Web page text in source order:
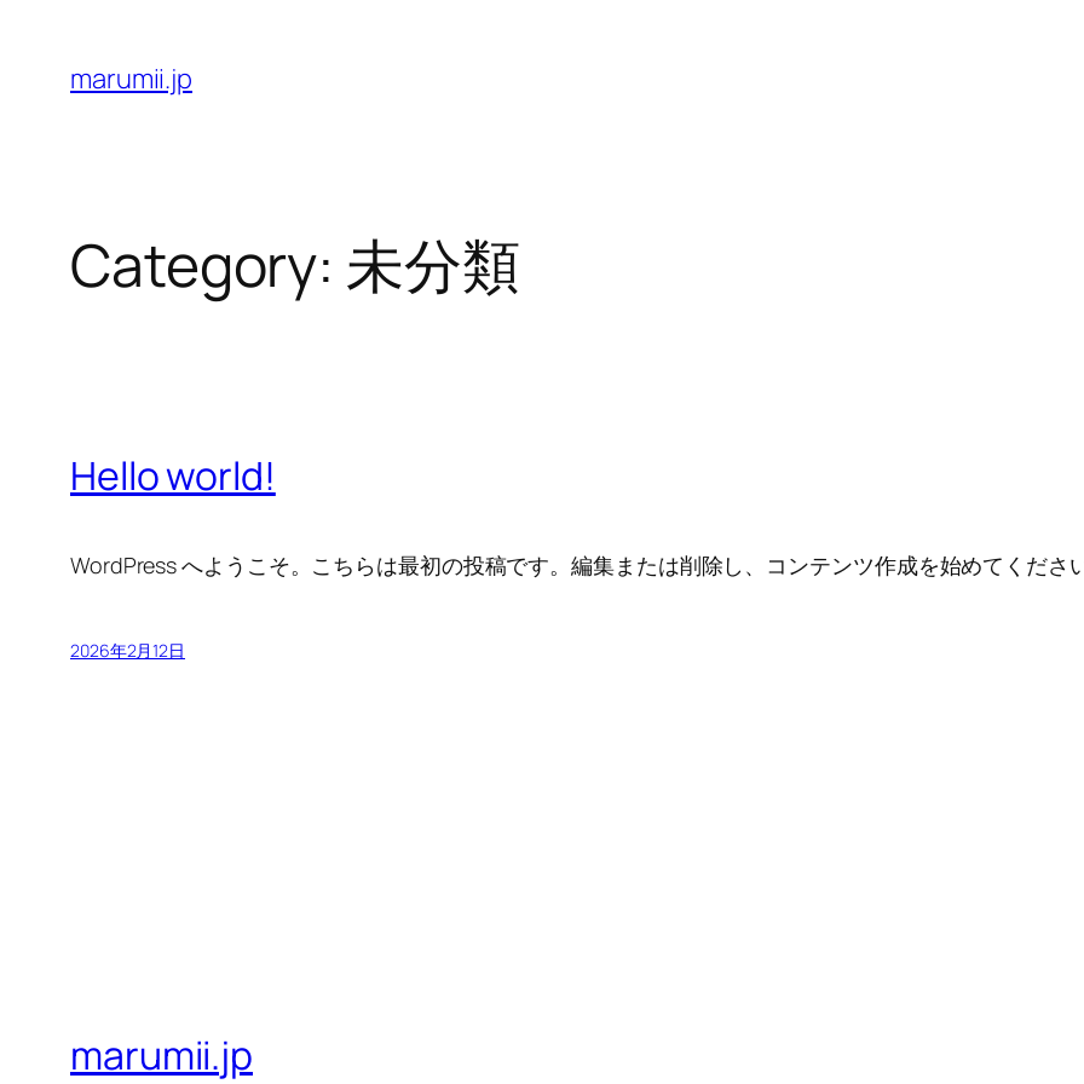
content
marumii.jp
Category: 未分類
Hello world!
WordPress へようこそ。こちらは最初の投稿です。編集または削除し、コンテンツ作成を始めてください
2026年2月12日
marumii.jp